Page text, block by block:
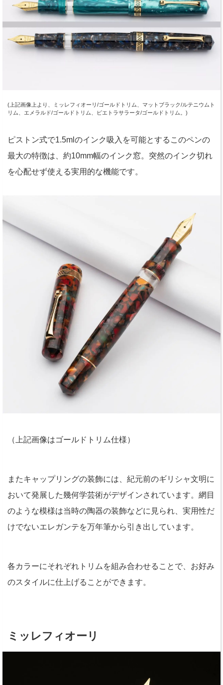
(上記画像上より、ミッレフィオーリ/ゴールドトリム、マットブラック/ルテニウムト
リム、エメラルド/ゴールドトリム、ピエトラサラータ/ゴールドトリム。)
ピストン式で1.5mlのインク吸入を可能とするこのペンの
最大の特徴は、約10mm幅のインク窓。突然のインク切れ
を心配せず使える実用的な機能です。
（上記画像はゴールドトリム仕様）
またキャップリングの装飾には、紀元前のギリシャ文明に
おいて発展した幾何学芸術がデザインされています。網目
のような模様は当時の陶器の装飾などに見られ、実用性だ
けでないエレガンテを万年筆から引き出しています。
各カラーにそれぞれトリムを組み合わせることで、お好み
のスタイルに仕上げることができます。
ミッレフィオーリ